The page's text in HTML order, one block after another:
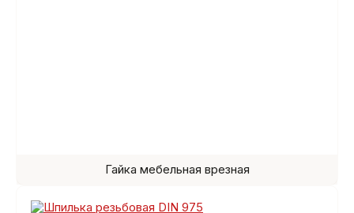
Гайка мебельная врезная